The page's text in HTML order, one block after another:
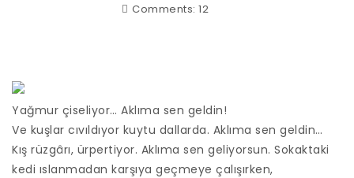
Comments:12
Yağmur çiseliyor… Aklıma sen geldin!
Ve kuşlar cıvıldıyor kuytu dallarda. Aklıma sen geldin…
Kış rüzgârı, ürpertiyor. Aklıma sen geliyorsun. Sokaktaki
kedi ıslanmadan karşıya geçmeye çalışırken,